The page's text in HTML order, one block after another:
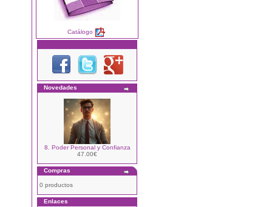
Catálogo
Novedades
8. Poder Personal y Confianza
47.00€
Compras
0 productos
Enlaces